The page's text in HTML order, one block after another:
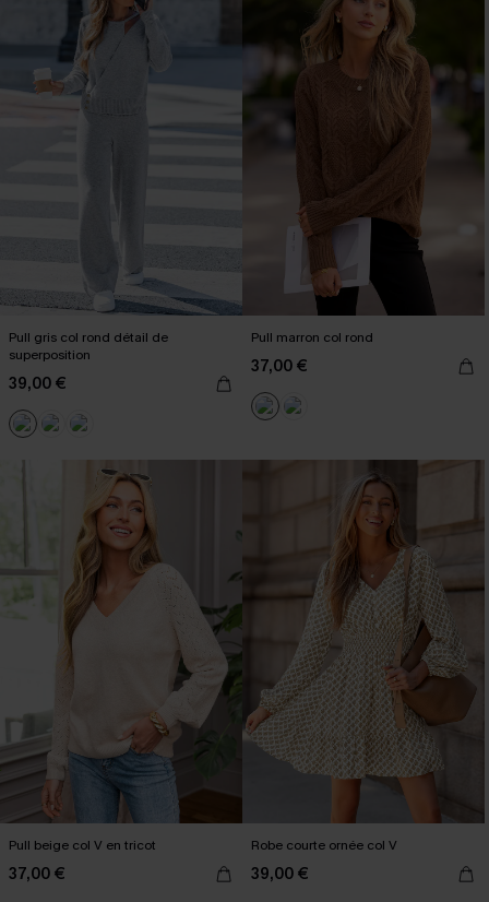
Pull gris col rond détail de
superposition
39,00 €
Pull marron col rond
37,00 €
Pull beige col V en tricot
37,00 €
Robe courte ornée col V
39,00 €